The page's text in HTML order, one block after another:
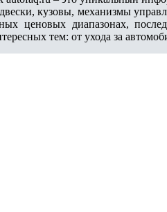
кузовы, механизмы
ценовых диапазонах,
тем: от ухода за